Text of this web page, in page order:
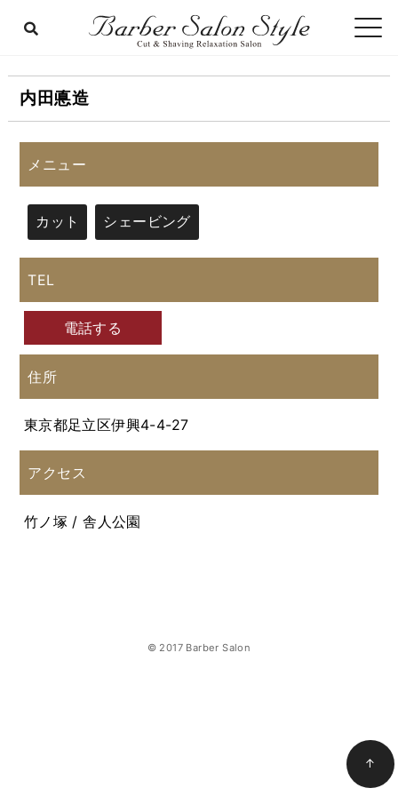
内田悳造
メニュー
カット シェービング
TEL
電話する
住所
東京都足立区伊興4-4-27
アクセス
竹ノ塚 / 舎人公園
© 2017 Barber Salon
↑